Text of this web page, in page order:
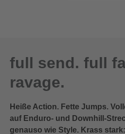
full send. full
ravage.
Heiße Action. Fette Jumps.
auf Enduro- und Downhill-
genauso wie Style. Krass